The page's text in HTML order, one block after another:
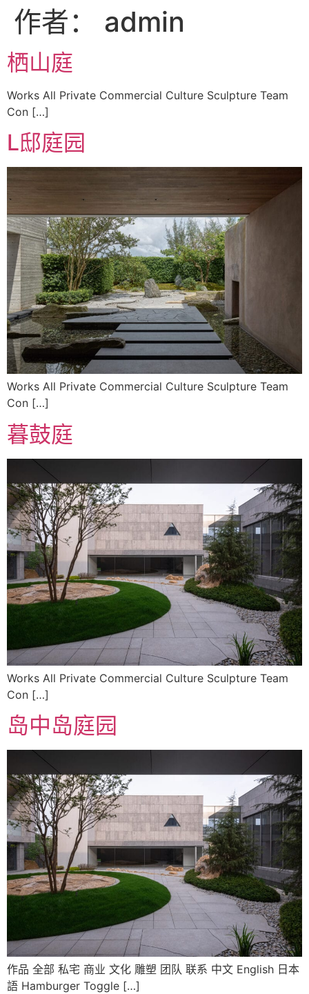
作者： admin
栖山庭
Works All Private Commercial Culture Sculpture Team
Con […]
L邸庭园
Works All Private Commercial Culture Sculpture Team
Con […]
暮鼓庭
Works All Private Commercial Culture Sculpture Team
Con […]
岛中岛庭园
作品 全部 私宅 商业 文化 雕塑 团队 联系 中文 English 日本
語 Hamburger Toggle […]